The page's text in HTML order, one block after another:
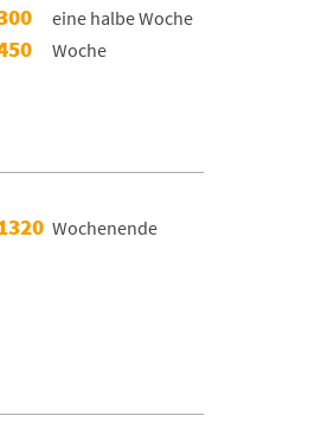
eine halbe Woche
Woche
Wochenende